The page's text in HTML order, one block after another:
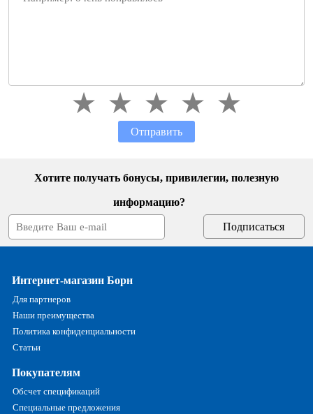
Отправить
Хотите получать бонусы, привилегии, полезную
информацию?
Интернет-магазин Борн
Для партнеров
Наши преимущества
Политика конфиденциальности
Статьи
Покупателям
Обсчет спецификаций
Специальные предложения